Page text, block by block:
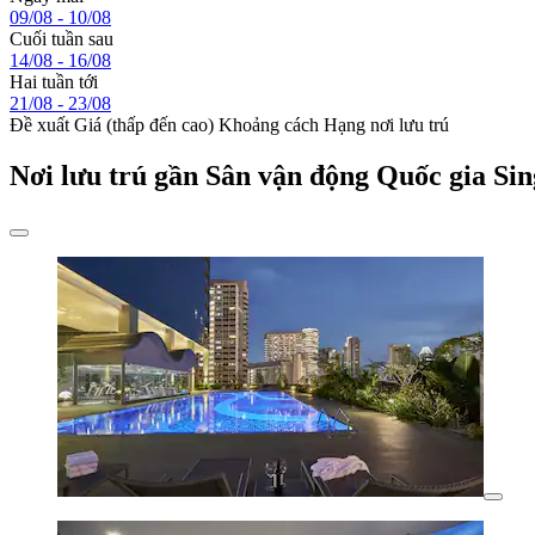
09/08 - 10/08
Cuối tuần sau
14/08 - 16/08
Hai tuần tới
21/08 - 23/08
Đề xuất Giá (thấp đến cao) Khoảng cách Hạng nơi lưu trú
Nơi lưu trú gần Sân vận động Quốc gia